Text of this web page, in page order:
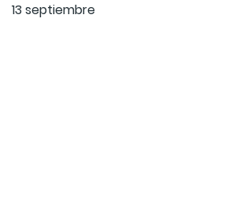
13 septiembre